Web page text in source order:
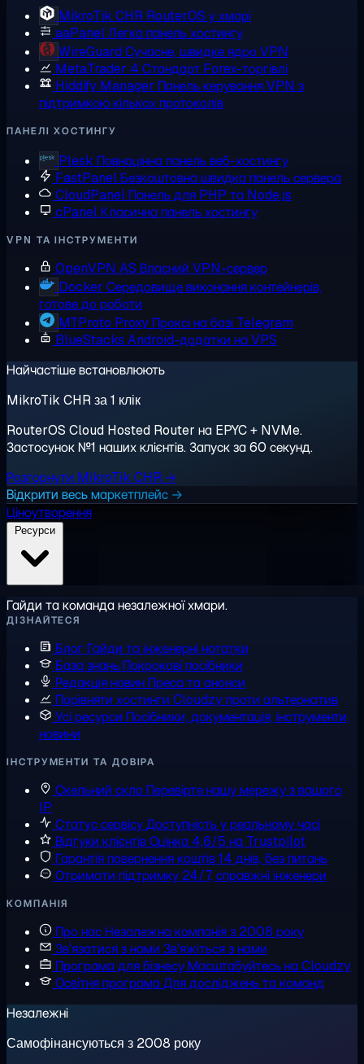
MikroTik CHR RouterOS у хмарі
aaPanelЛегка панель хостингу
WireGuard Сучасне, швидке ядро VPN
MetaTrader 4 Стандарт Forex-торгівлі
Hiddify Manager Панель керування VPN з
підтримкою кількох протоколів
ПАНЕЛІ ХОСТИНГУ
Plesk Повноцінна панель веб-хостингу
FastPanelБезкоштовна швидка панель сервера
CloudPanel Панель для PHP та Node.js
cPanelКласична панель хостингу
VPN ТА ІНСТРУМЕНТИ
OpenVPN AS Власний VPN-сервер
Docker Середовище виконання контейнерів,
готове до роботи
MTProto Proxy Проксі на базі Telegram
BlueStacks Android-додатки на VPS
Найчастіше встановлюють
MikroTik CHR за 1 клік
RouterOS Cloud Hosted Router на EPYC + NVMe.
Застосунок №1 наших клієнтів. Запуск за 60 секунд.
Розгорнути MikroTik CHR →
Відкрити весь маркетплейс →
Ціноутворення
Гайди та команда незалежної хмари.
ДІЗНАЙТЕСЯ
Блог Гайди та інженерні нотатки
База знань Покрокові посібники
Редакція новин Преса та анонси
Порівняти хостинги Cloudzy проти альтернатив
Усі ресурси Посібники, документація, інструменти,
новини
ІНСТРУМЕНТИ ТА ДОВІРА
Скельний скло Перевірте нашу мережу з вашого
IP
Статус сервісуДоступність у реальному часі
Відгуки клієнтівОцінка 4,6/5 на Trustpilot
Гарантія повернення коштів14 днів, без питань
Отримати підтримку 24/7, справжні інженери
КОМПАНІЯ
Про насНезалежна компанія з 2008 року
Зв'язатися з нами Зв'яжіться з нами
Програма для бізнесуМасштабуйтесь на Cloudzy
Освітня програмаДля досліджень та команд
Незалежні
Самофінансуються з 2008 року